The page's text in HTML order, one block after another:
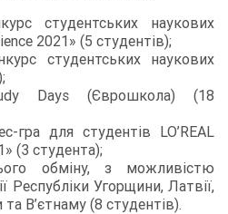
студентських наукових
2021» (5 студентів);
студентських наукових
Days (Єврошкола) (18
гра для студентів LO’REAL
(3 студента);
обміну, з можливістю
Республіки Угорщини, Латвії,
В’єтнаму (8 студентів).